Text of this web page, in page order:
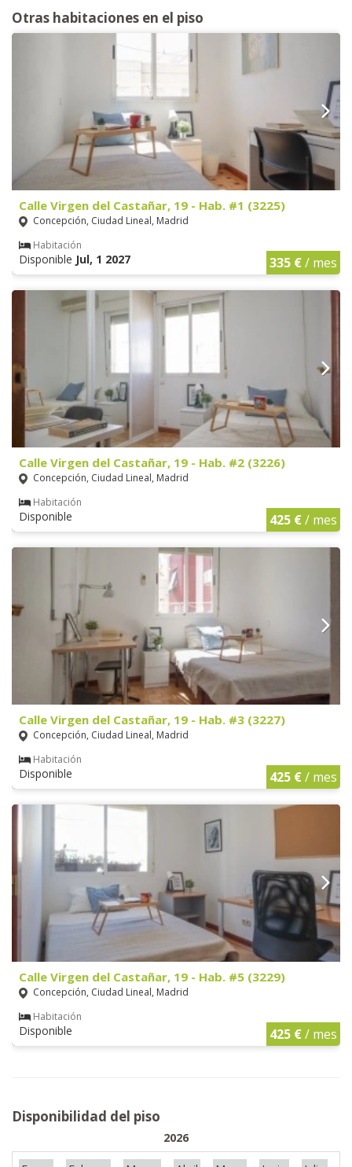
Otras habitaciones en el piso
Calle Virgen del Castañar, 19 - Hab. #1 (3225)
Concepción, Ciudad Lineal, Madrid
Habitación
Disponible Jul, 1 2027 335 €/ mes
Calle Virgen del Castañar, 19 - Hab. #2 (3226)
Concepción, Ciudad Lineal, Madrid
Habitación
Disponible 425 €/ mes
Calle Virgen del Castañar, 19 - Hab. #3 (3227)
Concepción, Ciudad Lineal, Madrid
Habitación
Disponible 425 €/ mes
Calle Virgen del Castañar, 19 - Hab. #5 (3229)
Concepción, Ciudad Lineal, Madrid
Habitación
Disponible 425 €/ mes
Disponibilidad del piso
2026